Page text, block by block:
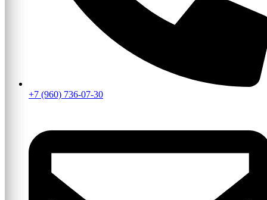
+7 (960) 736-07-30